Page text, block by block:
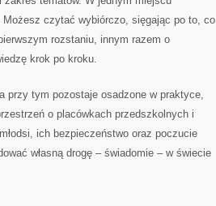
czytać wybiórczo, sięgając po to, co
rozstaniu, innym razem o
krok po kroku.
przy tym pozostaje osadzone w praktyce,
o placówkach przedszkolnych i
ich bezpieczeństwo oraz poczucie
własną drogę – świadomie – w świecie